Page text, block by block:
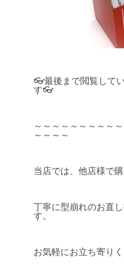
👓最後まで閲覧して
す👓
～～～～～～～～～
～～～～
当店では、他店様で
丁寧に型崩れのお直
す。
お気軽にお立ち寄りく